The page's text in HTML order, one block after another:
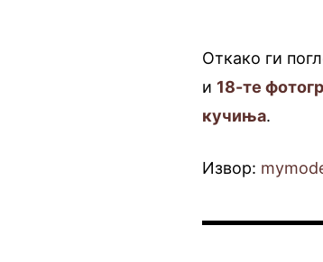
Откако ги
и 18-те
кучиња.
Извор: